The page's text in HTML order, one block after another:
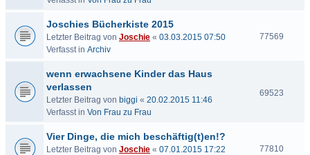
Joschies Bücherkiste 2015
Letzter Beitrag von Joschie « 03.03.2015 07:50
Verfasst in Archiv
77569
wenn erwachsene Kinder das Haus
verlassen
Letzter Beitrag von biggi « 20.02.2015 11:46
Verfasst in Von Frau zu Frau
69523
Vier Dinge, die mich beschäftig(t)en!?
Letzter Beitrag von Joschie « 07.01.2015 17:22
77810